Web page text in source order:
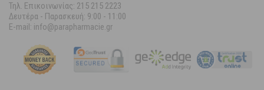
Τηλ. Επικοινωνίας: 215 215 2223
Δευτέρα - Παρασκευή: 9:00 - 11:00
E-mail: info@parapharmacie.gr